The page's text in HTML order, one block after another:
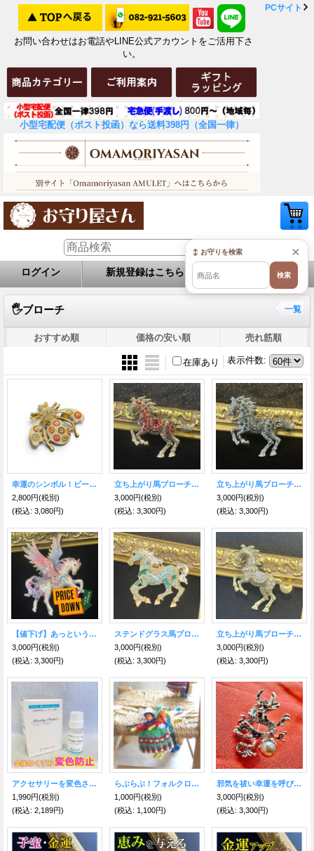
お問い合わせはお電話やLINE公式アカウントをご活用下さ
い。
小型宅配便（ポスト投函）なら送料398円（全国一律）
PCサイト
ログイン 新規登録はこちら お問い合せ
🖐️ブローチ 一覧
おすすめ順 価格の安い順 売れ筋順
表示件数:
在庫あり
幸運のシンボル！ビートル（蜂）ブローチ 厄除けのナザールボンジュウ
2,800円(税別)
(税込: 3,080円)
立ち上がり馬ブローチ ゴールド赤 豊かさ・成功・富を得る力が飛躍！【2026年の干支】
3,000円(税別)
(税込: 3,300円)
立ち上がり馬ブローチ シルバー黒 豊かさ・成功・富を得る力が飛躍！【2026年の干支】
3,000円(税別)
(税込: 3,300円)
【値下げ】あっという間にウマくいく！天馬（ペガサス）ブローチ陶器風パステル【2026年の干支】
3,000円(税別)
(税込: 3,300円)
ステンドグラス馬ブローチ 豊かさ・成功・富を得る力が飛躍！ブルー【2026年の干支】
3,000円(税別)
(税込: 3,300円)
立ち上がり馬ブローチ 豊かさ・成功・富を得る力が飛躍！【2026年の干支】
3,000円(税別)
(税込: 3,300円)
アクセサリーを変色させない！ジュエリープロテクト☆変色防止コーティング剤
1,990円(税別)
(税込: 2,189円)
らぶらぶ！フォルクローレ♪カップル人形ブローチ
1,000円(税別)
(税込: 1,100円)
邪気を祓い幸運を呼び込む【貴族の象徴】四爪★銀龍ブローチ
3,000円(税別)
(税込: 3,300円)
×
↕ お守りを検索
検索